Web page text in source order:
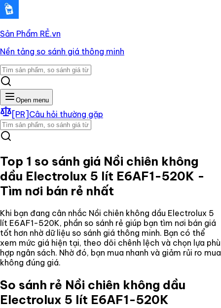
Sản Phẩm RẺ.vn
Nền tảng so sánh giá thông minh
Open menu
[PR] Câu hỏi thường gặp
Top 1 so sánh giá Nồi chiên không
dầu Electrolux 5 lít E6AF1-520K -
Tìm nơi bán rẻ nhất
Khi bạn đang cân nhắc Nồi chiên không dầu Electrolux 5
lít E6AF1-520K, phần so sánh rẻ giúp bạn tìm nơi bán giá
tốt hơn nhờ dữ liệu so sánh giá thông minh. Bạn có thể
xem mức giá hiện tại, theo dõi chênh lệch và chọn lựa phù
hợp ngân sách. Nhờ đó, bạn mua nhanh và giảm rủi ro mua
không đúng giá.
So sánh rẻ Nồi chiên không dầu
Electrolux 5 lít E6AF1-520K